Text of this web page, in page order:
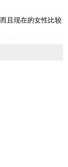
且现在的女性比较